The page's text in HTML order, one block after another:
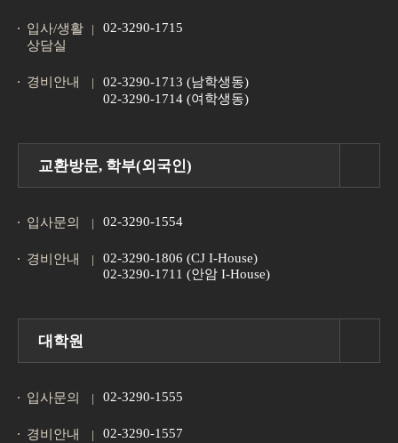
입사/생활
상담실
02-3290-1715
경비안내
02-3290-1713 (남학생동)
02-3290-1714 (여학생동)
교환방문, 학부(외국인)
입사문의 02-3290-1554
경비안내
02-3290-1806 (CJ I-House)
02-3290-1711 (안암 I-House)
대학원
입사문의 02-3290-1555
경비안내 02-3290-1557